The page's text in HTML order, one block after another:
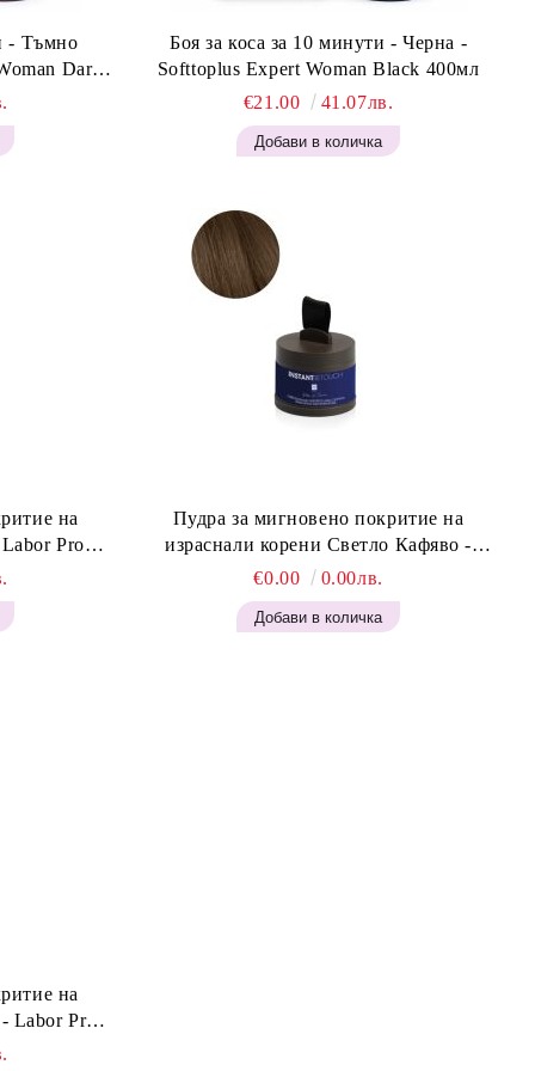
- Тъмно
Dark
Боя за коса за 10 минути - Черна -
Softtoplus Expert Woman Black 400мл
€21.00
41.07лв.
на
Пудра за мигновено покритие на
израснали корени Светло Кафяво -
Labor Pro Instant Retouch Powder - Light
Brown H644
€0.00 0.00лв.
на
Labor Pro